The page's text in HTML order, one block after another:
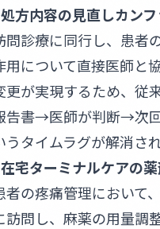
方内容の見直しカン
問診療に同行し、患者
用について直接医師と
更が実現するため、従
書→医師が判断→次
タイムラグが解消され
宅ターミナルケアの
者の疼痛管理において
訪問し、麻薬の用量調